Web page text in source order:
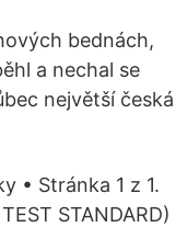
bednách,
a nechal se
největší česká
• Stránka 1 z 1.
STANDARD)